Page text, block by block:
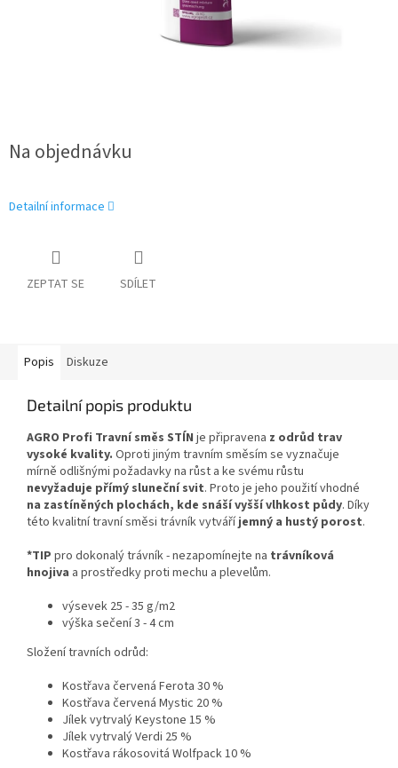
Na objednávku
Detailní informace
ZEPTAT SE SDÍLET
Popis Diskuze
Detailní popis produktu
AGRO Profi Travní směs STÍN je připravena z odrůd trav
vysoké kvality. Oproti jiným travním směsím se vyznačuje
mírně odlišnými požadavky na růst a ke svému růstu
nevyžaduje přímý sluneční svit. Proto je jeho použití vhodné
na zastíněných plochách, kde snáší vyšší vlhkost půdy. Díky
této kvalitní travní směsi trávník vytváříjemný a hustý porost.
*TIP pro dokonalý trávník - nezapomínejte na trávníková
hnojiva a prostředky proti mechu a plevelům.
výsevek 25 - 35 g/m2
výška sečení 3 - 4 cm
Složení travních odrůd:
Kostřava červená Ferota 30 %
Kostřava červená Mystic 20 %
Jílek vytrvalý Keystone 15 %
Jílek vytrvalý Verdi 25 %
Kostřava rákosovitá Wolfpack 10 %